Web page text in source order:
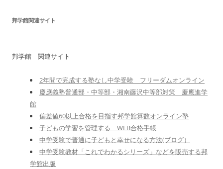
邦学館関連サイト
邦学館 関連サイト
2年間で完成する塾なし中学受験 フリーダムオンライン
慶應義塾普通部・中等部・湘南藤沢中等部対策 慶應進学
館
偏差値60以上合格を目指す邦学館算数オンライン塾
子どもの学習を管理する WEB合格手帳
中学受験で普通に子どもと幸せになる方法(ブログ）
中学受験教材「これでわかるシリーズ」などを販売する邦
学館出版